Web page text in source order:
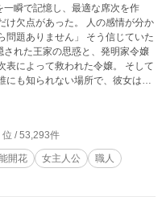
瞬で記憶し、最適な席次を作
れた王家の思惑と、発明家令嬢
位 / 53,293件
開花 女主人公
職人